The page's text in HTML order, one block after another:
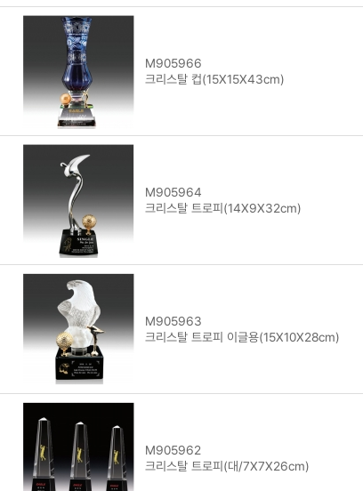
M905966
크리스탈 컵(15X15X43cm)
M905964
크리스탈 트로피(14X9X32cm)
M905963
크리스탈 트로피 이글용(15X10X28cm)
M905962
크리스탈 트로피(대/7X7X26cm)